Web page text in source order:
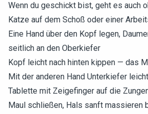
Wenn du geschickt bist, geht es auch
Katze auf dem Schoß oder einer
Eine Hand über den Kopf legen,
seitlich an den Oberkiefer
Kopf leicht nach hinten kippen — das
Mit der anderen Hand Unterkiefer
Tablette mit Zeigefinger auf die
Maul schließen, Hals sanft massieren